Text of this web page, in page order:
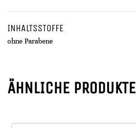
INHALTSSTOFFE
ohne Parabene
ÄHNLICHE PRODUKTE